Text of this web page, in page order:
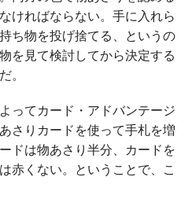
ければならない。手に入れら
ち物を投げ捨てる、というの
を見て検討してから決定する
。
ってカード・アドバンテージ
さりカードを使って手札を増
ドは物あさり半分、カードを
赤くない。ということで、こ